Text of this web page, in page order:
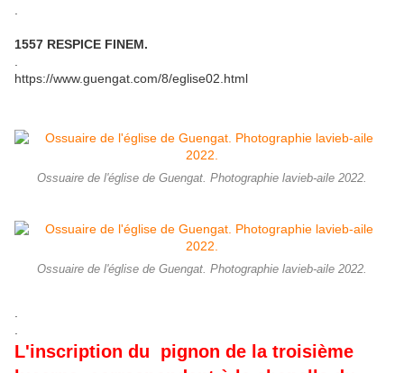
1557 RESPICE FINEM.
https://www.guengat.com/8/eglise02.html
Ossuaire de l'église de Guengat. Photographie lavieb-aile 2022.
Ossuaire de l'église de Guengat. Photographie lavieb-aile 2022.
L'inscription du pignon de la troisième